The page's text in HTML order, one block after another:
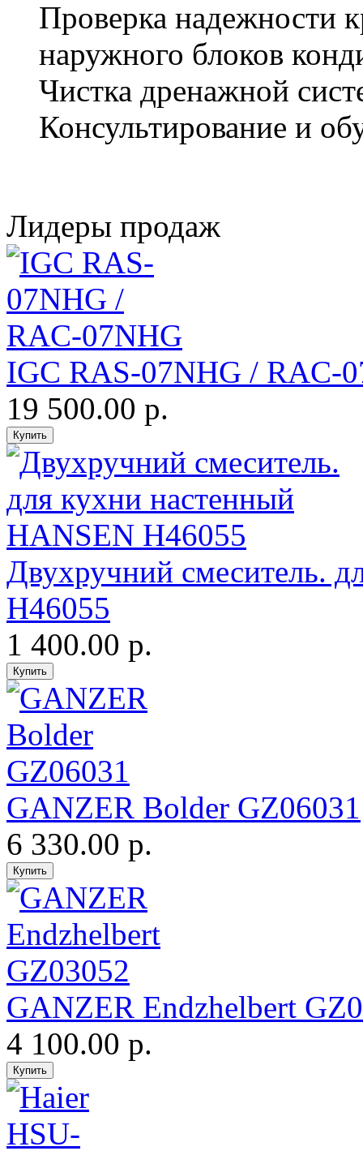
Проверка надежности
наружного блоков
Чистка дренажной
Консультирование и
Лидеры продаж
IGC RAS-07NHG / RAC-
19 500.00 р.
Двухручний смеситель.
H46055
1 400.00 р.
GANZER Bolder GZ06031
6 330.00 р.
GANZER Endzhelbert
4 100.00 р.